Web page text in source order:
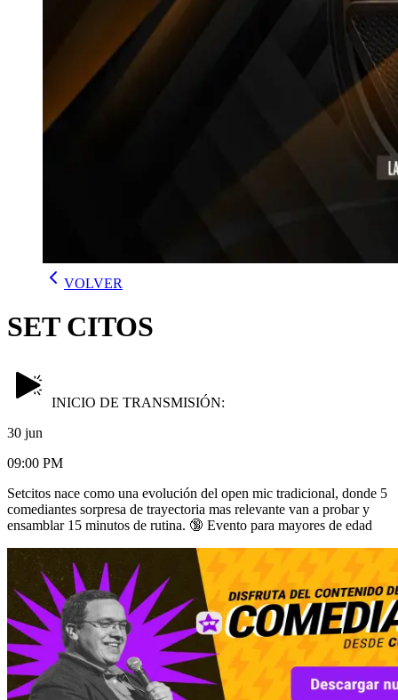
VOLVER
SET CITOS
INICIO DE TRANSMISIÓN:
30 jun
09:00 PM
Setcitos nace como una evolución del open mic tradicional, donde 5
comediantes sorpresa de trayectoria mas relevante van a probar y
ensamblar 15 minutos de rutina. 🔞 Evento para mayores de edad